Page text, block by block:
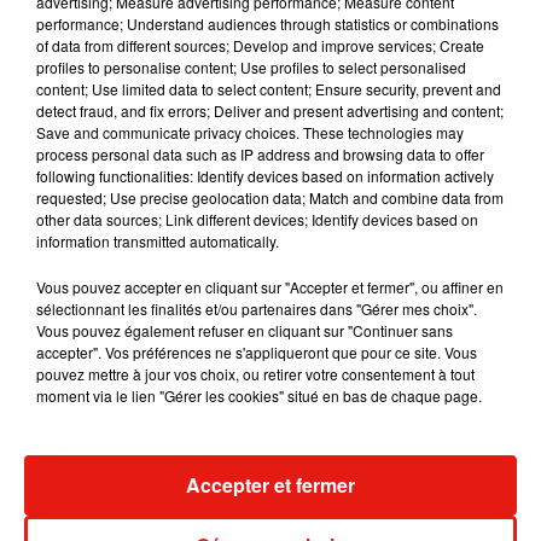
Julien Lieb s’essaye à la vie de chatelain
dans son nouveau clip
Madonna sort enfin le remix de « Love
Sensation » avec Kylie Minogue
Tayc et Didi B dévoilent le single le plus
dansant de l’année
performance; Understand audiences through statistics or combinations
of data from different sources; Develop and improve services; Create
profiles to personalise content; Use profiles to select personalised
content; Use limited data to select content; Ensure security, prevent and
detect fraud, and fix errors; Deliver and present advertising and content;
Save and communicate privacy choices. These technologies may
process personal data such as IP address and browsing data to offer
following functionalities: Identify devices based on information actively
requested; Use precise geolocation data; Match and combine data from
other data sources; Link different devices; Identify devices based on
information transmitted automatically.
Vous pouvez accepter en cliquant sur "Accepter et fermer", ou affiner en
sélectionnant les finalités et/ou partenaires dans "Gérer mes choix".
Vous pouvez également refuser en cliquant sur "Continuer sans
accepter". Vos préférences ne s'appliqueront que pour ce site. Vous
pouvez mettre à jour vos choix, ou retirer votre consentement à tout
moment via le lien "Gérer les cookies" situé en bas de chaque page.
Accepter et fermer